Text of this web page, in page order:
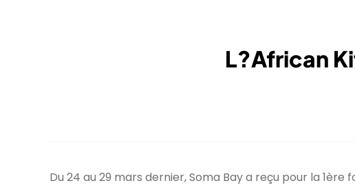
L?African
Du 24 au 29 mars dernier, Soma Bay a reçu pour la 1ère